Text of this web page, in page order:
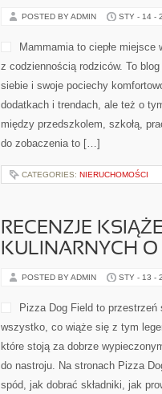
POSTED BY ADMIN STY - 14 -
Mammamia to ciepłe
z codziennością rodziców. To
siebie i swoje pociechy
dodatkach i trendach, ale też o
między przedszkolem, szkołą,
do zobaczenia to […]
CATEGORIES: NIERUCHOMOŚCI
RECENZJE
KULINARNYCH O
POSTED BY ADMIN STY - 13 -
Pizza Dog Field to
wszystko, co wiąże się z tym
które stoją za dobrze
do nastroju. Na stronach Pizza
spód, jak dobrać składniki, jak